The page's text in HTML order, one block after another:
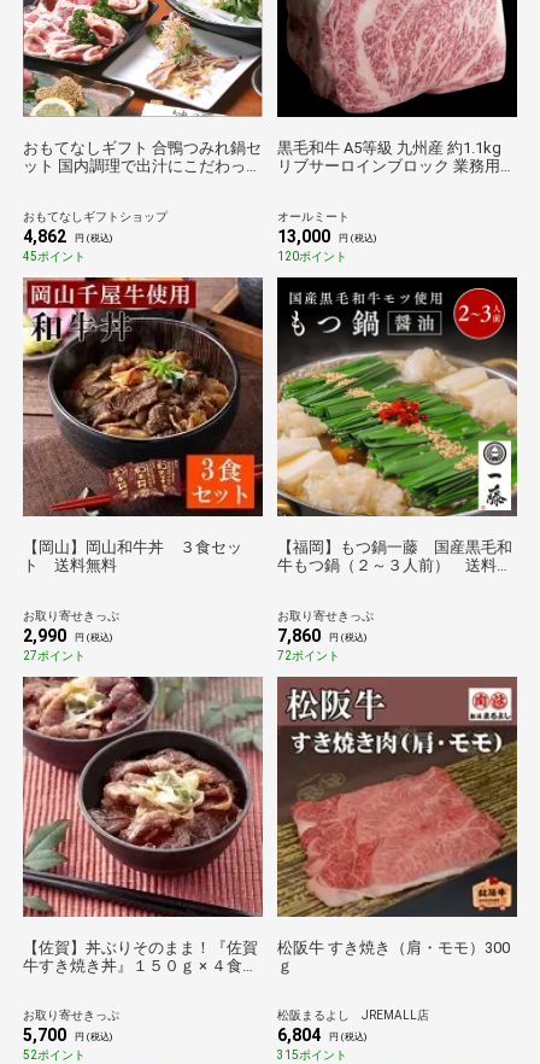
おもてなしギフト 合鴨つみれ鍋セ
ット 国内調理で出汁にこだわった
おもてなしギフトショップ
4,862 円 (税込)
45ポイント
黒毛和牛 A5等級 九州産 約1.1kg
リブサーロインブロック 業務用
オールミート
13,000 円 (税込)
120ポイント
【岡山】岡山和牛丼 ３食セッ
ト 送料無料
お取り寄せきっぷ
2,990 円 (税込)
27ポイント
【福岡】もつ鍋一藤 国産黒毛和
牛もつ鍋（２～３人前） 送料無
お取り寄せきっぷ
7,860 円 (税込)
72ポイント
【佐賀】丼ぶりそのまま！『佐賀
牛すき焼き丼』１５０ｇ × ４食
お取り寄せきっぷ
5,700 円 (税込)
52ポイント
松阪牛 すき焼き（肩・モモ）300
ｇ
松阪まるよし JREMALL店
6,804 円 (税込)
315ポイント